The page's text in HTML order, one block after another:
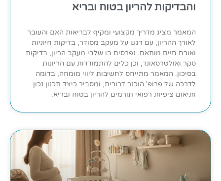
והבדיקות להריון בטוח ובריא
המאמר מציג מדריך מקצועי ומקיף לבריאות האם והעובר
לאורך ההריון, עם דגש על מעקב מסודר, בדיקות חיוניות
ואורח חיים מותאם. נפרסים בו שלבי מעקב הריון, בדיקות
סקר ואולטרסאונד, וכן כלים להתמודדות עם הריונות
בסיכון. המאמר מתייחס לחשיבות ליווי מומחה, בדומה
לדרכה של פרופ' הוכנר דרורית, ומסביר כיצד תכנון נכון
ותיאום ציפיות רפואי תורמים להריון בטוח ובריא.